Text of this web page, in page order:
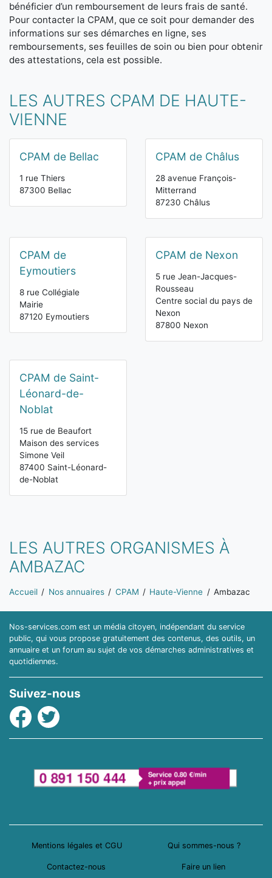
bénéficier d’un remboursement de leurs frais de santé.
Pour contacter la CPAM, que ce soit pour demander des
informations sur ses démarches en ligne, ses
remboursements, ses feuilles de soin ou bien pour obtenir
des attestations, cela est possible.
LES AUTRES CPAM DE HAUTE-
VIENNE
CPAM de Bellac
1 rue Thiers
87300 Bellac
CPAM de Châlus
28 avenue François-
Mitterrand
87230 Châlus
CPAM de
Eymoutiers
8 rue Collégiale
Mairie
87120 Eymoutiers
CPAM de Nexon
5 rue Jean-Jacques-
Rousseau
Centre social du pays de
Nexon
87800 Nexon
CPAM de Saint-
Léonard-de-
Noblat
15 rue de Beaufort
Maison des services
Simone Veil
87400 Saint-Léonard-
de-Noblat
LES AUTRES ORGANISMES À
AMBAZAC
Vous êtes ici:
Accueil Nos annuaires CPAM Haute-Vienne Ambazac
Nos-services.com est un média citoyen, indépendant du service
public, qui vous propose gratuitement des contenus, des outils, un
annuaire et un forum au sujet de vos démarches administratives et
quotidiennes.
Suivez-nous
Facebook
Twitter
Mentions légales et CGU Qui sommes-nous ?
Contactez-nous Faire un lien